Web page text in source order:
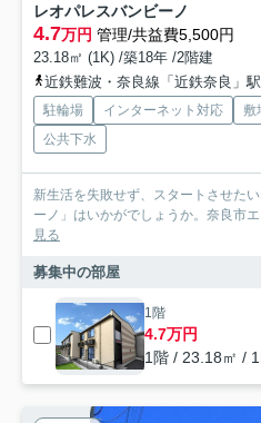
レオパレスバンビーノ
4.7万円 管理/共益費5,500円
23.18㎡ (1K) /築18年 /2階建
近鉄難波・奈良線「近鉄奈良」
駐輪場 インターネット対応 敷
公共下水
新生活を失敗せず、スタートさせた
ーノ」はいかがでしょうか。奈良市
見る
募集中の部屋
1階
4.7万円
1階 / 23.18㎡ /